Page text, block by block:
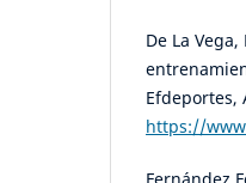
De La
Efdeportes,
https://
Fernández